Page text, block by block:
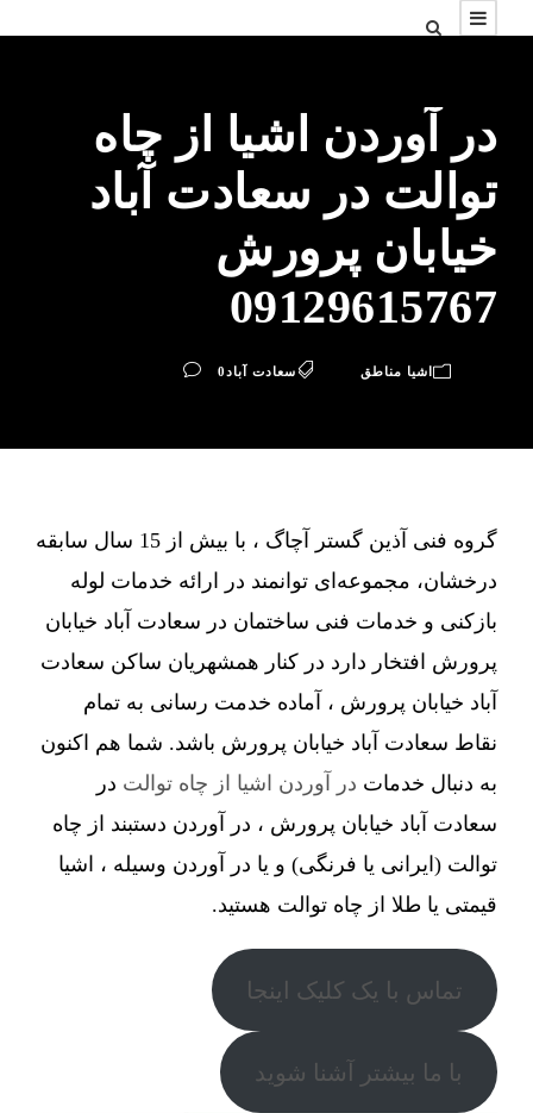
در آوردن اشیا از چاه
توالت در سعادت آباد
خیابان پرورش
09129615767
اشیا مناطق سعادت آباد0
گروه فنی آذین گستر آچاگ ، با بیش از 15 سال سابقه
درخشان، مجموعه‌ای توانمند در ارائه خدمات لوله
بازکنی و خدمات فنی ساختمان در سعادت آباد خیابان
پرورش افتخار دارد در کنار همشهریان ساکن سعادت
آباد خیابان پرورش ، آماده خدمت رسانی به تمام
نقاط سعادت آباد خیابان پرورش باشد. شما هم اکنون
به دنبال خدمات در آوردن اشیا از چاه توالت در
سعادت آباد خیابان پرورش ، در آوردن دستبند از چاه
توالت (ایرانی یا فرنگی) و یا در آوردن وسیله ، اشیا
قیمتی یا طلا از چاه توالت هستید.
تماس با یک کلیک اینجا
با ما بیشتر آشنا شوید